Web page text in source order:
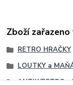
Zboží
RETRO HRAČKY
LOUTKY a
ANTIK/RETRO -